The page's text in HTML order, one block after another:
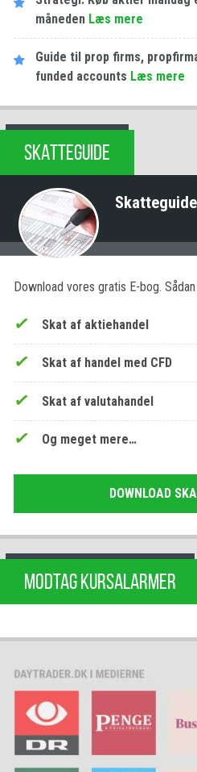
måneden Læs mere
Guide til prop firms,
funded accounts Læs mere
SKATTEGUIDE
Download vores gratis E-bog.
Skat af aktiehandel
Skat af handel med CFD
Skat af valutahandel
Og meget mere…
DOWNLOAD
MODTAG KURSALARMER